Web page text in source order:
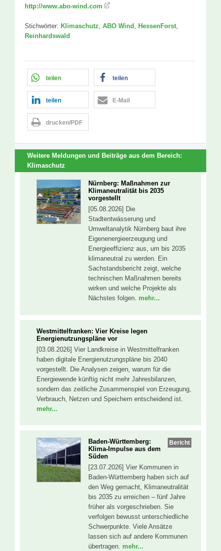
http://www.abo-wind.com
Stichwörter: Klimaschutz ABO Wind HessenForst
Reinhardswald
teilen teilen
teilen E-Mail
drucken/PDF
Weitere Meldungen und Beiträge aus dem Bereich:
Klimaschutz
Nürnberg: Maßnahmen zur
Klimaneutralität bis 2035
vorgestellt
[05.08.2026] Die
Stadtentwässerung und
Umweltanalytik Nürnberg baut ihre
Eigenenergieerzeugung und
Energieeffizienz aus, um bis 2035
klimaneutral zu werden. Ein
Sachstandsbericht zeigt, welche
technischen Maßnahmen bereits
wirken und welche Projekte als
Nächstes folgen. mehr...
Westmittelfranken: Vier Kreise legen
Energienutzungspläne vor
[03.08.2026] Vier Landkreise in Westmittelfranken
haben digitale Energienutzungspläne bis 2040
vorgestellt. Die Analysen zeigen, warum für die
Energiewende künftig nicht mehr Jahresbilanzen,
sondern das zeitliche Zusammenspiel von Erzeugung,
Verbrauch, Netzen und Speichern entscheidend ist.
mehr...
Bericht
Baden-Württemberg:
Klima-Impulse aus dem
Süden
[23.07.2026] Vier Kommunen in
Baden-Württemberg haben sich auf
den Weg gemacht, Klimaneutralität
bis 2035 zu erreichen – fünf Jahre
früher als vorgeschrieben. Sie
verfolgen bewusst unterschiedliche
Schwerpunkte. Viele Ansätze
lassen sich auf andere Kommunen
übertragen. mehr...